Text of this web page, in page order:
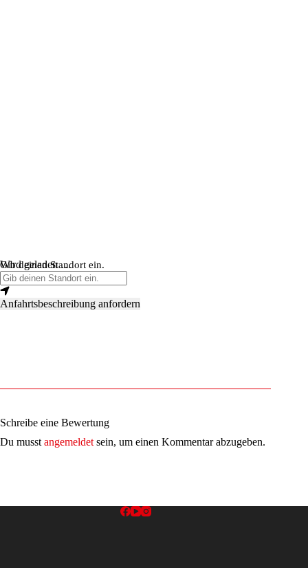
Wird geladen …
Gib deinen Standort ein.
Anfahrtsbeschreibung anfordern
Schreibe eine Bewertung
Du musst angemeldet sein, um einen Kommentar abzugeben.